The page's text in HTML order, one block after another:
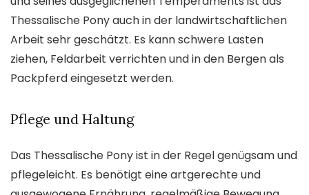
Thessalische Pony auch in der landwirtschaftlichen
Arbeit sehr geschätzt. Es kann schwere Lasten
ziehen, Feldarbeit verrichten und in den Bergen als
Packpferd eingesetzt werden.
Pflege und Haltung
Das Thessalische Pony ist in der Regel genügsam und
pflegeleicht. Es benötigt eine artgerechte und